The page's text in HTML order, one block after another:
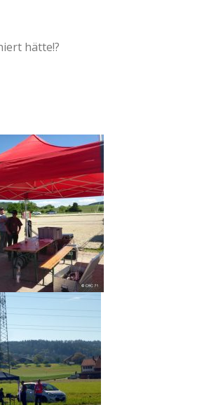
hätte!?